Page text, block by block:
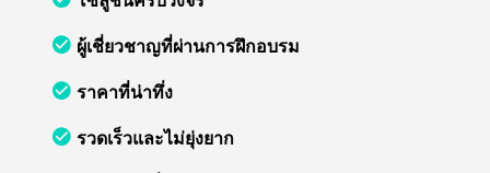
ผู้เชี่ยวชาญที่ผ่านการฝึกอบรม
ราคาที่น่าทึ่ง
รวดเร็วและไม่ยุ่งยาก